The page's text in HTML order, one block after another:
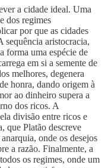
a cidade ideal. Uma
dos regimes
por que as cidades
sequência aristocracia,
forma uma espécie de
em si a semente de
melhores, degenera
honra, dando origem à
ao dinheiro supera a
dos ricos. A
divisão entre ricos e
que Platão descreve
onde os desejos
a razão. Finalmente, a
os regimes, onde um